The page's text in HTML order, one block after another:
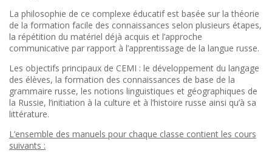
La philosophie de ce complexe éducatif est basée sur la théorie
de la formation facile des connaissances selon plusieurs étapes,
la répétition du matériel déjà acquis et l’approche
communicative par rapport à l’apprentissage de la langue russe.
Les objectifs principaux de CEMI : le développement du langage
des élèves, la formation des connaissances de base de la
grammaire russe, les notions linguistiques et géographiques de
la Russie, l’initiation à la culture et à l’histoire russe ainsi qu’à sa
littérature.
L’ensemble des manuels pour chaque classe contient les cours
suivants :